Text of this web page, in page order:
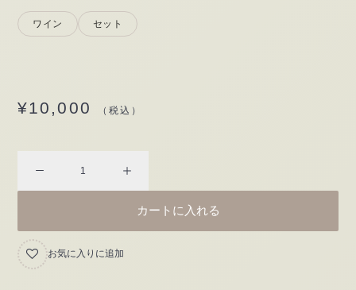
ワイン セット
¥10,000 （税込）
ル
カートに入れる
お気に入りに追加